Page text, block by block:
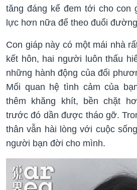
tăng đáng kể đem tới cho con
lực hơn nữa để theo đuổi
Con giáp này có một mái nhà
kết hôn, hai người luôn thấu
những hành động của đối
Mối quan hệ tình cảm của
thêm khăng khít, bền chặt
trước đó dần được tháo gỡ.
thân vẫn hài lòng với cuộc
người bạn đời cho mình.